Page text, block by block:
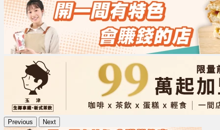
Previous Next